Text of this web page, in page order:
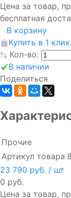
Цена за товар,
бесплатная
В корзину
Купить в 1 клик
Кол-во:
В наличии
Поделиться
Прочие
Артикул товара
23 790 руб. / шт
0 руб.
Цена за товар,